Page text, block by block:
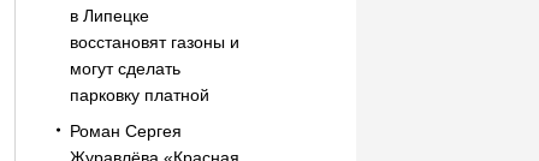
в Липецке
восстановят газоны и
могут сделать
парковку платной
Роман Сергея